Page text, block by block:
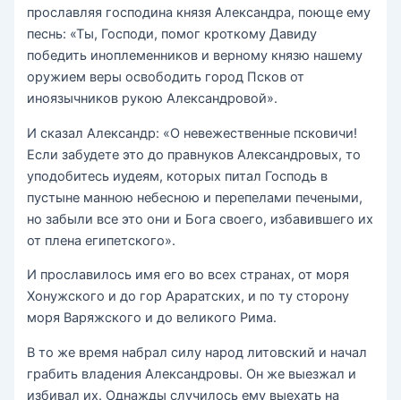
прославляя господина князя Александра, поюще ему
песнь: «Ты, Господи, помог кроткому Давиду
победить иноплеменников и верному князю нашему
оружием веры освободить город Псков от
иноязычников рукою Александровой».
И сказал Александр: «О невежественные псковичи!
Если забудете это до правнуков Александровых, то
уподобитесь иудеям, которых питал Господь в
пустыне манною небесною и перепелами печеными,
но забыли все это они и Бога своего, избавившего их
от плена египетского».
И прославилось имя его во всех странах, от моря
Хонужского и до гор Араратских, и по ту сторону
моря Варяжского и до великого Рима.
В то же время набрал силу народ литовский и начал
грабить владения Александровы. Он же выезжал и
избивал их. Однажды случилось ему выехать на